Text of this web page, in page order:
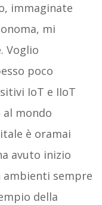
immaginate
mi
Voglio
poco
IoT e IIoT
al mondo
è oramai
avuto inizio
ambienti sempre
della